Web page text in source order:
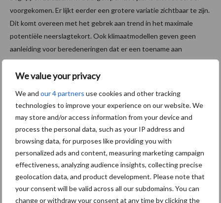
We value your privacy
We and our 4 partners use cookies and other tracking
technologies to improve your experience on our website. We
may store and/or access information from your device and
process the personal data, such as your IP address and
browsing data, for purposes like providing you with
personalized ads and content, measuring marketing campaign
effectiveness, analyzing audience insights, collecting precise
geolocation data, and product development. Please note that
your consent will be valid across all our subdomains. You can
change or withdraw your consent at any time by clicking the
voorgekomen. Er lijkt eerder een grotere variatie zichtbaar te zijn.
Dit komt overeen met het gebrek aan trend in het maximale
potentiële neerslagtekort. Ook klimaatmodellen geven geen
aanleiding voor beredeneringen dat er een toename aan
desbetreffende luchtdrukblokkades of van droogteperiodes zijn.
Om nu te spreken dat dit huidige weerbeeld ten grondslag ligt
grote zekerheid aan dat er meer kansen zullen voordoen met
betrekking tot langere droogteperioden.
Bron:WeerPlaza , Buienradar, KNMI ,WeerOnline
Aanbevolen voor jou!
ForFarmers ziet volume en